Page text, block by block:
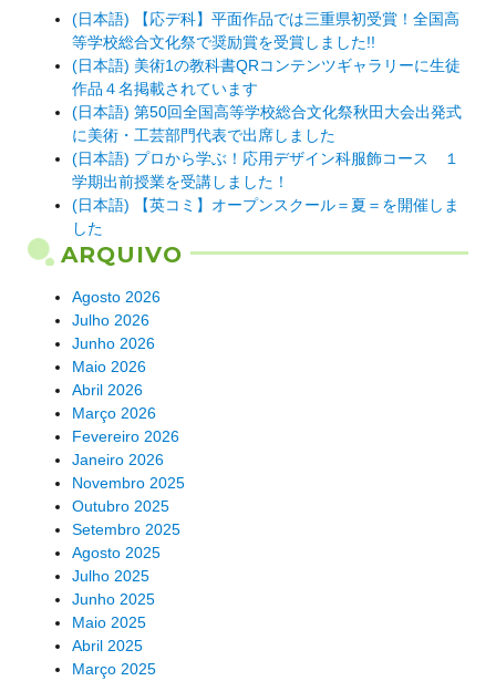
(日本語) 【応デ科】平面作品では三重県初受賞！全国高
等学校総合文化祭で奨励賞を受賞しました!!
(日本語) 美術1の教科書QRコンテンツギャラリーに生徒
作品４名掲載されています
(日本語) 第50回全国高等学校総合文化祭秋田大会出発式
に美術・工芸部門代表で出席しました
(日本語) プロから学ぶ！応用デザイン科服飾コース １
学期出前授業を受講しました！
(日本語) 【英コミ】オープンスクール＝夏＝を開催しま
した
ARQUIVO
Agosto 2026
Julho 2026
Junho 2026
Maio 2026
Abril 2026
Março 2026
Fevereiro 2026
Janeiro 2026
Novembro 2025
Outubro 2025
Setembro 2025
Agosto 2025
Julho 2025
Junho 2025
Maio 2025
Abril 2025
Março 2025